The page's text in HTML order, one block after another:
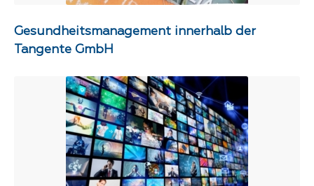
Gesundheitsmanagement innerhalb der
Tangente GmbH